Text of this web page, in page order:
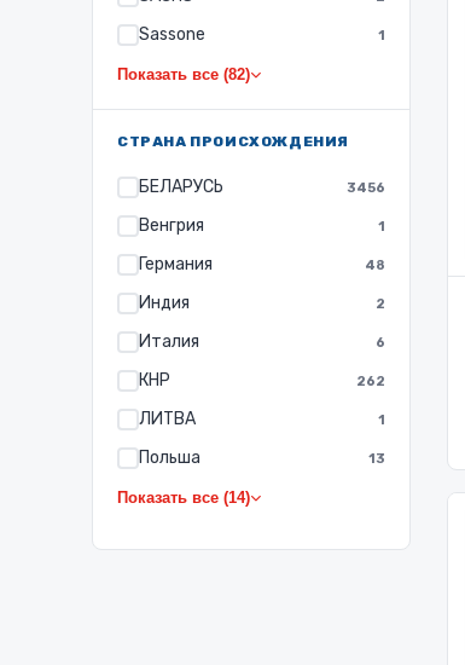
Sassone 1
Показать все (82)
СТРАНА ПРОИСХОЖДЕНИЯ
БЕЛАРУСЬ 3456
Венгрия 1
Германия 48
Индия 2
Италия 6
КНР 262
ЛИТВА 1
Польша 13
Показать все (14)